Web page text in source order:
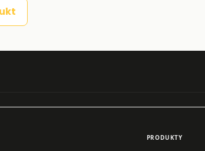
PRODUKTY